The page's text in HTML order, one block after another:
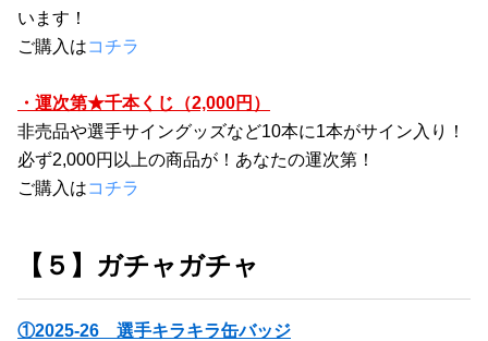
います！
ご購入はコチラ
・運次第★千本くじ（2,000円）
非売品や選手サイングッズなど10本に1本がサイン入り！
必ず2,000円以上の商品が！あなたの運次第！
ご購入はコチラ
【５】ガチャガチャ
①2025-26　選手キラキラ缶バッジ